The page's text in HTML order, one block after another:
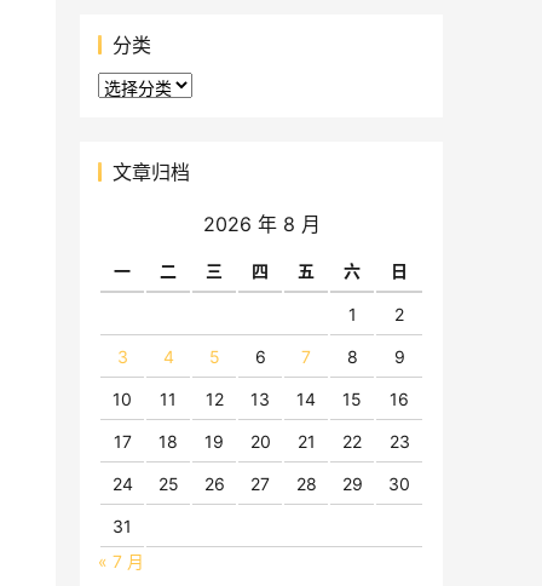
分类
分
文章归档
2026 年 8 月
一 二 三 四 五 六 日
1 2
3 4 5 6 7 8 9
10 11 12 13 14 15 16
17 18 19 20 21 22 23
24 25 26 27 28 29 30
31
« 7 月